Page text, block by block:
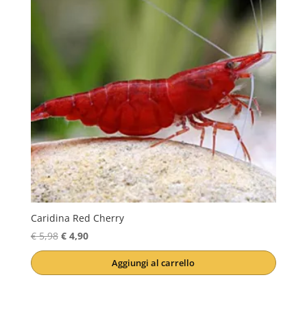
Caridina Red Cherry
€5,98 Il
prezzo
€4,90Il
prezzo
attualeAggiungi al carrello